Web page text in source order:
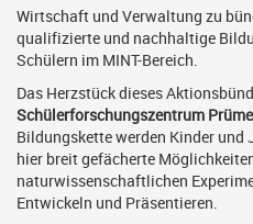
Wirtschaft und Verwaltung zu
qualifizierte und nachhaltige
Schülern im MINT-Bereich.
Das Herzstück dieses
Schülerforschungszentrum
Bildungskette werden Kinder
hier breit gefächerte
naturwissenschaftlichen
Entwickeln und Präsentieren.